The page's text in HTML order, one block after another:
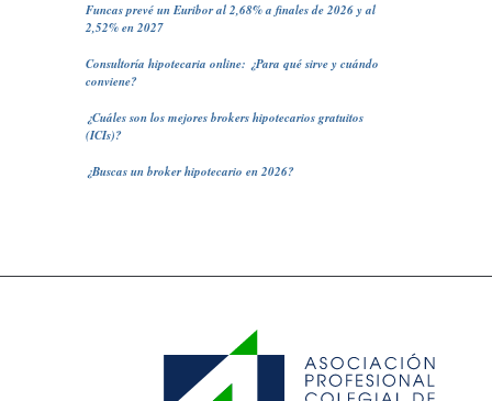
Funcas prevé un Euribor al 2,68% a finales de 2026 y al
2,52% en 2027
Consultoría hipotecaria online: ¿Para qué sirve y cuándo
conviene?
¿Cuáles son los mejores brokers hipotecarios gratuitos
(ICIs)?
¿Buscas un broker hipotecario en 2026?